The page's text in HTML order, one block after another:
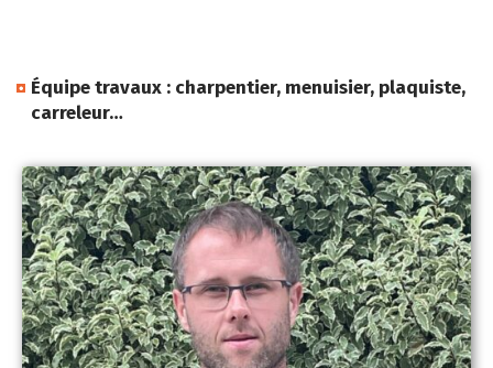
Équipe travaux : charpentier, menuisier, plaquiste,
carreleur…